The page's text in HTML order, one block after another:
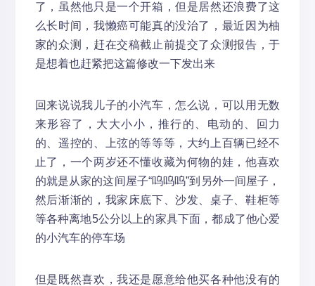
了，虽然他只是一个开箱，但是居然还浪费了这
么长时间，我懒癌可能真的没治了，最近因为柚
家的众测，赶在交稿截止前提交了众测报告，于
是想着也赶紧把这篇修改一下发出来
回来说说我儿子的小汽车，怎么说，可以用无数
来形容了，大大小小，推行的、电动的、回力
的、遥控的、上弦的等等等，大约上百辆已经不
止了，一个两岁还不懂收藏为何物的娃，他喜欢
的就是从家的这间屋子“呜呜呜”到另外一间屋子，
然后渐渐的，我家床底下、沙发、桌子、鞋柜等
等各种离地5公分以上的家具下面，都成了他心爱
的小汽车的停车场
但是既然喜欢，我还是愿意给他买各种他没有的